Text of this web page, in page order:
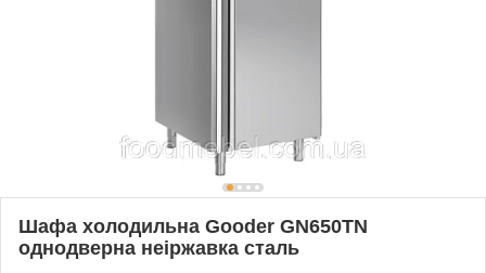
Шафа холодильна Gooder GN650TN
однодверна неіржавка сталь